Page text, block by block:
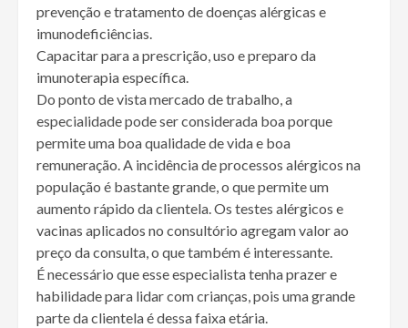
prevenção e tratamento de doenças alérgicas e
imunodeficiências.
Capacitar para a prescrição, uso e preparo da
imunoterapia específica.
Do ponto de vista mercado de trabalho, a
especialidade pode ser considerada boa porque
permite uma boa qualidade de vida e boa
remuneração. A incidência de processos alérgicos na
população é bastante grande, o que permite um
aumento rápido da clientela. Os testes alérgicos e
vacinas aplicados no consultório agregam valor ao
preço da consulta, o que também é interessante.
É necessário que esse especialista tenha prazer e
habilidade para lidar com crianças, pois uma grande
parte da clientela é dessa faixa etária.